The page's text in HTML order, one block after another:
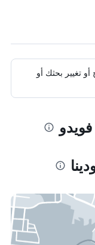
تغيير بحثك أو